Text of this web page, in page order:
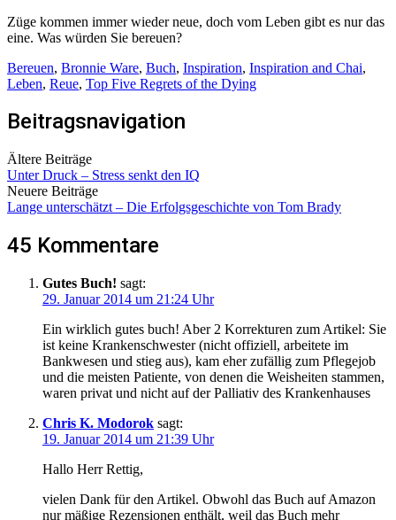
Züge kommen immer wieder neue, doch vom Leben gibt es nur das
eine. Was würden Sie bereuen?
Bereuen, Bronnie Ware, Buch, Inspiration, Inspiration and Chai,
Leben, Reue, Top Five Regrets of the Dying
Beitragsnavigation
Ältere Beiträge
Unter Druck – Stress senkt den IQ
Neuere Beiträge
Lange unterschätzt – Die Erfolgsgeschichte von Tom Brady
45 Kommentare
Gutes Buch! sagt:
29. Januar 2014 um 21:24 Uhr
Ein wirklich gutes buch! Aber 2 Korrekturen zum Artikel: Sie
ist keine Krankenschwester (nicht offiziell, arbeitete im
Bankwesen und stieg aus), kam eher zufällig zum Pflegejob
und die meisten Patiente, von denen die Weisheiten stammen,
waren privat und nicht auf der Palliativ des Krankenhauses
Chris K. Modorok sagt:
19. Januar 2014 um 21:39 Uhr
Hallo Herr Rettig,
vielen Dank für den Artikel. Obwohl das Buch auf Amazon
nur mäßige Rezensionen enthält, weil das Buch mehr